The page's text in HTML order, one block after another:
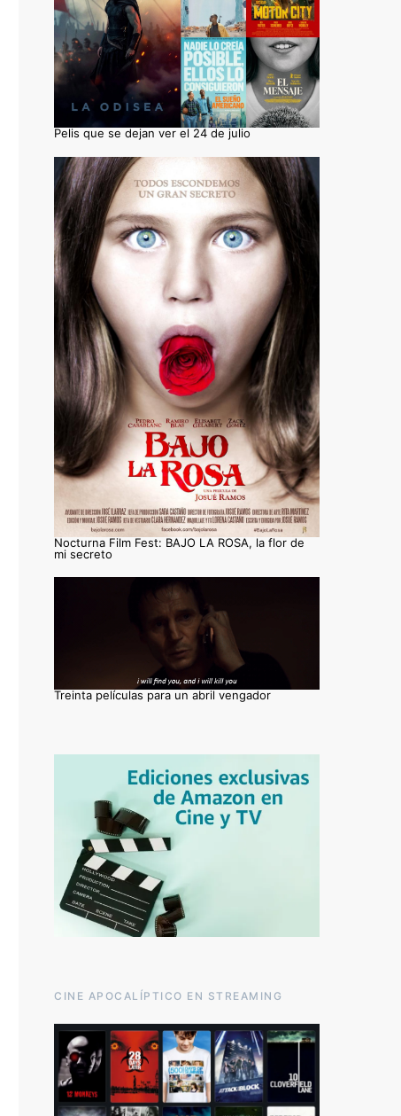
Pelis que se dejan ver el 24 de julio
Nocturna Film Fest: BAJO LA ROSA, la flor de
mi secreto
Treinta películas para un abril vengador
CINE APOCALÍPTICO EN STREAMING